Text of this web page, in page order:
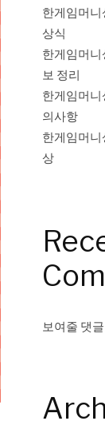
한게임머니
상식
한게임머니
보 정리
한게임머니
의사항
한게임머니
상
보여줄 댓